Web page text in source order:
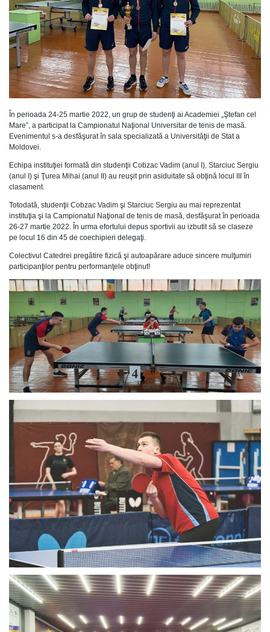
În perioada 24-25 martie 2022, un grup de studenţi ai Academiei „Ştefan cel
Mare”, a participat la Campionatul Naţional Universitar de tenis de masă.
Evenimentul s-a desfăşurat în sala specializată a Universităţii de Stat a
Moldovei.
Echipa instituţiei formată din studenţii Cobzac Vadim (anul I), Starciuc Sergiu
(anul I) şi Ţurea Mihai (anul II) au reuşit prin asiduitate să obţină locul III în
clasament.
Totodată, studenţii Cobzac Vadim şi Starciuc Sergiu au mai reprezentat
instituţia şi la Campionatul Naţional de tenis de masă, desfăşurat în perioada
26-27 martie 2022. În urma efortului depus sportivii au izbutit să se claseze
pe locul 16 din 45 de coechipieri delegaţi.
Colectivul Catedrei pregătire fizică şi autoapărare aduce sincere mulţumiri
participanţilor pentru performanţele obţinut!